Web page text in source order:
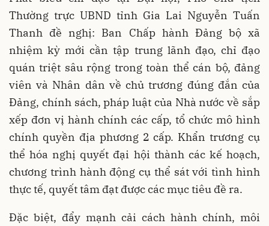
Thường trực UBND tỉnh Gia Lai Nguyễn Tuấn
Thanh đề nghị: Ban Chấp hành Đảng bộ xã
nhiệm kỳ mới cần tập trung lãnh đạo, chỉ đạo
quán triệt sâu rộng trong toàn thể cán bộ, đảng
viên và Nhân dân về chủ trương đúng đắn của
Đảng, chính sách, pháp luật của Nhà nước về sắp
xếp đơn vị hành chính các cấp, tổ chức mô hình
chính quyền địa phương 2 cấp. Khẩn trương cụ
thể hóa nghị quyết đại hội thành các kế hoạch,
chương trình hành động cụ thể sát với tình hình
thực tế, quyết tâm đạt được các mục tiêu đề ra.
Đặc biệt, đẩy mạnh cải cách hành chính, môi